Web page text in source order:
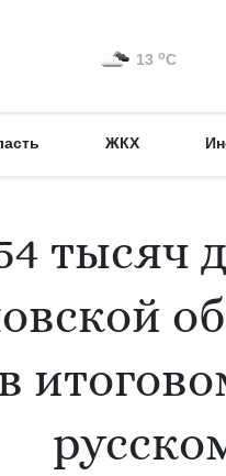
13 oC
ЖКХ
тысяч